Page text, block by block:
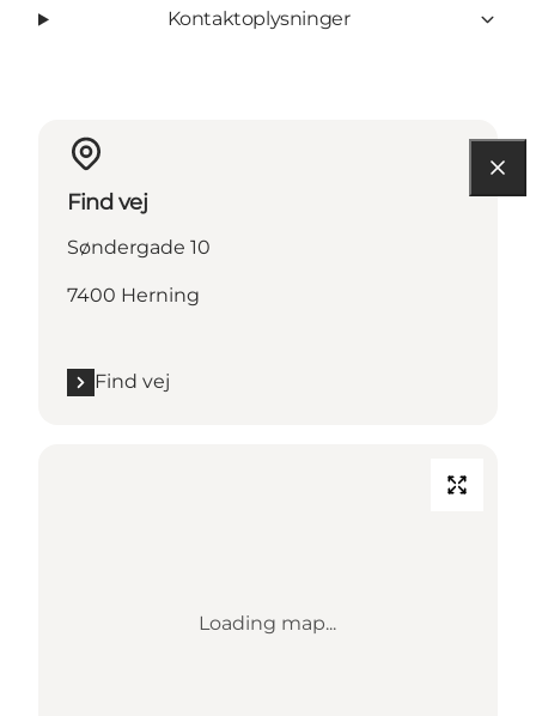
Kontaktoplysninger
Find vej
Søndergade 10
7400 Herning
Find vej
Loading map...